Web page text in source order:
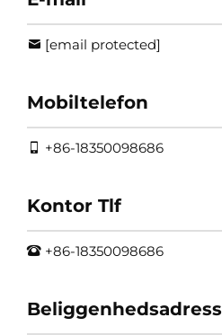
[email protected]
Mobiltelefon
+86-18350098686
Kontor Tlf
+86-18350098686